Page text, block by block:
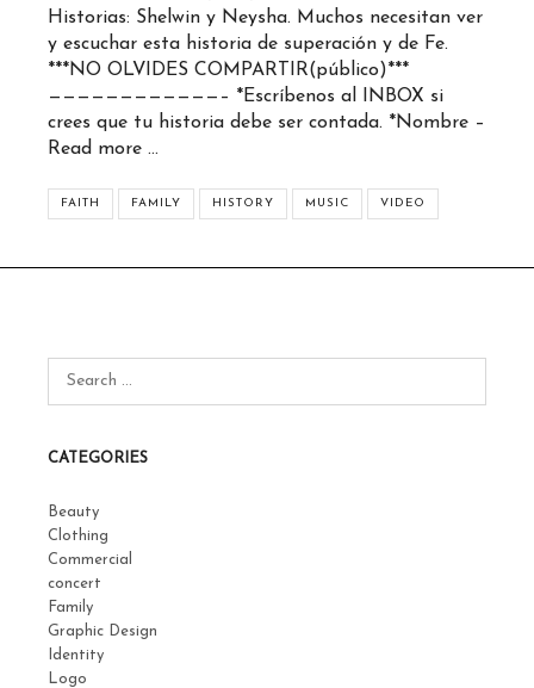
Historias: Shelwin y Neysha. Muchos necesitan ver
y escuchar esta historia de superación y de Fe.
***NO OLVIDES COMPARTIR(público)***
————————————– *Escríbenos al INBOX si
crees que tu historia debe ser contada. *Nombre –
Read more …
FAITH FAMILY HISTORY MUSIC VIDEO
CATEGORIES
Beauty
Clothing
Commercial
concert
Family
Graphic Design
Identity
Logo